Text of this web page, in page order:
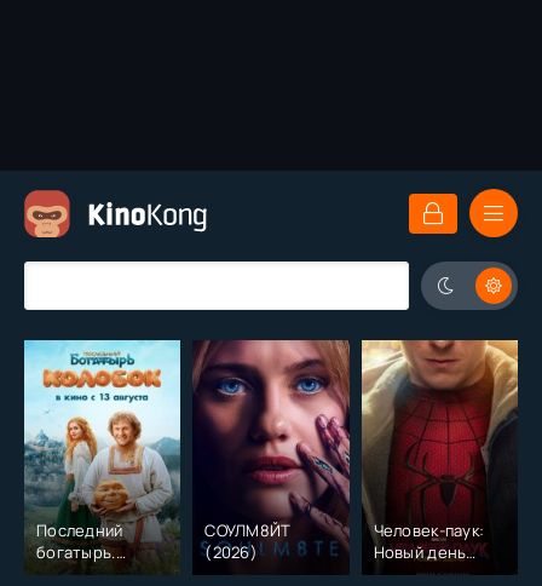
Последний
богатырь.
Колобок (2026)
СОУЛМ8ЙТ
(2026)
Человек-паук:
Новый день
(2026)